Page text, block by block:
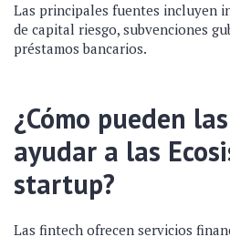
Las principales fuentes incluyen
de capital riesgo, subvenciones
préstamos bancarios.
¿Cómo pueden
ayudar a las
startup?
Las fintech ofrecen servicios